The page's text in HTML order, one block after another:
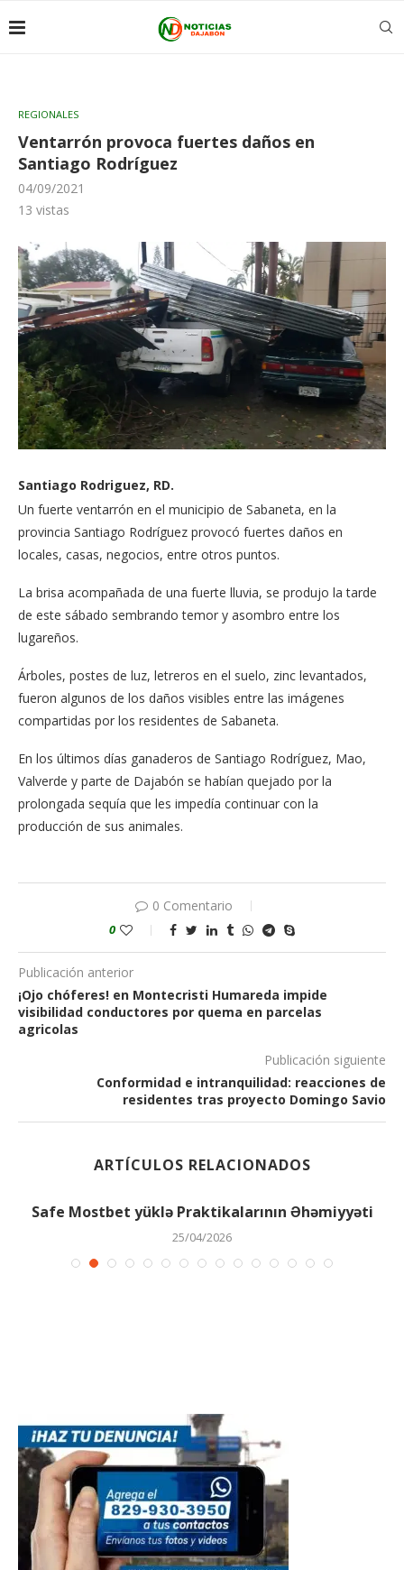
REGIONALES
Ventarrón provoca fuertes daños en
Santiago Rodríguez
04/09/2021
13 vistas
Santiago Rodriguez, RD.
Un fuerte ventarrón en el municipio de Sabaneta, en la
provincia Santiago Rodríguez provocó fuertes daños en
locales, casas, negocios, entre otros puntos.
La brisa acompañada de una fuerte lluvia, se produjo la tarde
de este sábado sembrando temor y asombro entre los
lugareños.
Árboles, postes de luz, letreros en el suelo, zinc levantados,
fueron algunos de los daños visibles entre las imágenes
compartidas por los residentes de Sabaneta.
En los últimos días ganaderos de Santiago Rodríguez, Mao,
Valverde y parte de Dajabón se habían quejado por la
prolongada sequía que les impedía continuar con la
producción de sus animales.
0 Comentario
0
Publicación anterior
¡Ojo chóferes! en Montecristi Humareda impide
visibilidad conductores por quema en parcelas
agricolas
Publicación siguiente
Conformidad e intranquilidad: reacciones de
residentes tras proyecto Domingo Savio
ARTÍCULOS RELACIONADOS
Safe Mostbet yüklə Praktikalarının Əhəmiyyəti
25/04/2026